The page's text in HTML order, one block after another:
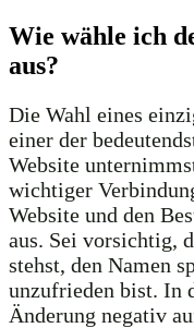
Wie wähle ich
aus?
Die Wahl eines
einer der
Website
wichtiger
Website und den
aus. Sei vorsichtig,
stehst, den Namen
unzufrieden bist. In
Änderung negativ